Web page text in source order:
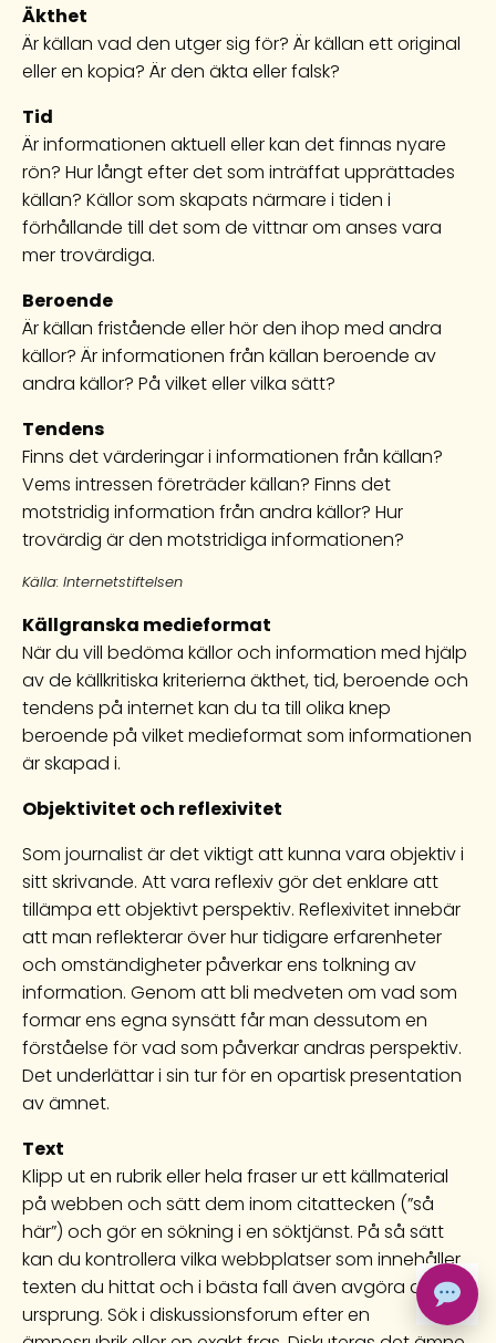
Äkthet
Är källan vad den utger sig för? Är källan ett original
eller en kopia? Är den äkta eller falsk?
Tid
Är informationen aktuell eller kan det finnas nyare
rön? Hur långt efter det som inträffat upprättades
källan? Källor som skapats närmare i tiden i
förhållande till det som de vittnar om anses vara
mer trovärdiga.
Beroende
Är källan fristående eller hör den ihop med andra
källor? Är informationen från källan beroende av
andra källor? På vilket eller vilka sätt?
Tendens
Finns det värderingar i informationen från källan?
Vems intressen företräder källan? Finns det
motstridig information från andra källor? Hur
trovärdig är den motstridiga informationen?
Källa: Internetstiftelsen
Källgranska medieformat
När du vill bedöma källor och information med hjälp
av de källkritiska kriterierna äkthet, tid, beroende och
tendens på internet kan du ta till olika knep
beroende på vilket medieformat som informationen
är skapad i.
Objektivitet och reflexivitet
Som journalist är det viktigt att kunna vara objektiv i
sitt skrivande. Att vara reflexiv gör det enklare att
tillämpa ett objektivt perspektiv. Reflexivitet innebär
att man reflekterar över hur tidigare erfarenheter
och omständigheter påverkar ens tolkning av
information. Genom att bli medveten om vad som
formar ens egna synsätt får man dessutom en
förståelse för vad som påverkar andras perspektiv.
Det underlättar i sin tur för en opartisk presentation
av ämnet.
Text
Klipp ut en rubrik eller hela fraser ur ett källmaterial
på webben och sätt dem inom citattecken (”så
här”) och gör en sökning i en söktjänst. På så sätt
kan du kontrollera vilka webbplatser som innehåller
texten du hittat och i bästa fall även avgöra dess
ursprung. Sök i diskussionsforum efter en